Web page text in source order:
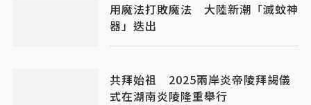
用魔法打敗魔法 大陸新潮「滅蚊神
器」迭出
共拜始祖 2025兩岸炎帝陵拜謁儀
式在湖南炎陵隆重舉行